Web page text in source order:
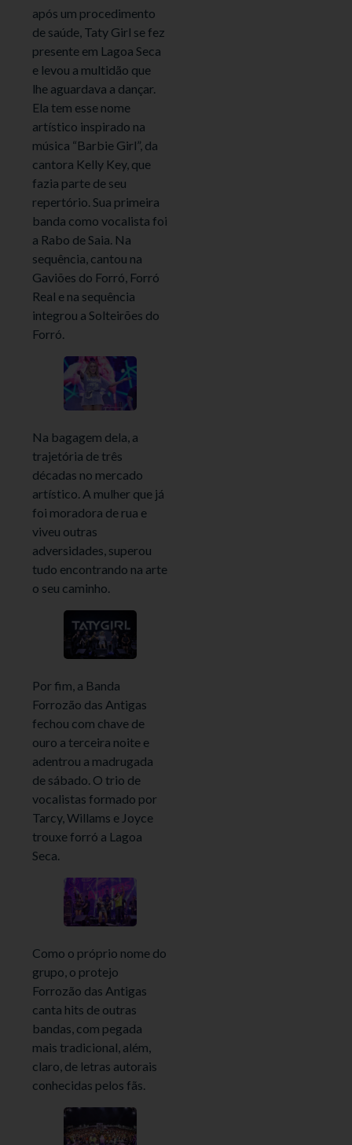
após um procedimento
de saúde, Taty Girl se fez
presente em Lagoa Seca
e levou a multidão que
lhe aguardava a dançar.
Ela tem esse nome
artístico inspirado na
música “Barbie Girl”, da
cantora Kelly Key, que
fazia parte de seu
repertório. Sua primeira
banda como vocalista foi
a Rabo de Saia. Na
sequência, cantou na
Gaviões do Forró, Forró
Real e na sequência
integrou a Solteirões do
Forró.
Na bagagem dela, a
trajetória de três
décadas no mercado
artístico. A mulher que já
foi moradora de rua e
viveu outras
adversidades, superou
tudo encontrando na arte
o seu caminho.
Por fim, a Banda
Forrozão das Antigas
fechou com chave de
ouro a terceira noite e
adentrou a madrugada
de sábado. O trio de
vocalistas formado por
Tarcy, Willams e Joyce
trouxe forró a Lagoa
Seca.
Como o próprio nome do
grupo, o protejo
Forrozão das Antigas
canta hits de outras
bandas, com pegada
mais tradicional, além,
claro, de letras autorais
conhecidas pelos fãs.